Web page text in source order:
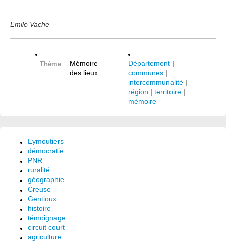
Emile Vache
Thème
Mémoire
des lieux
Département |
communes |
intercommunalité |
région | territoire |
mémoire
Eymoutiers
démocratie
PNR
ruralité
géographie
Creuse
Gentioux
histoire
témoignage
circuit court
agriculture